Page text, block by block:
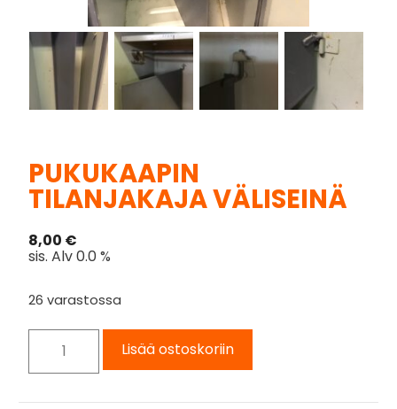
PUKUKAAPIN
TILANJAKAJA VÄLISEINÄ
8,00 €
sis. Alv 0.0 %
26 varastossa
Lisää ostoskoriin